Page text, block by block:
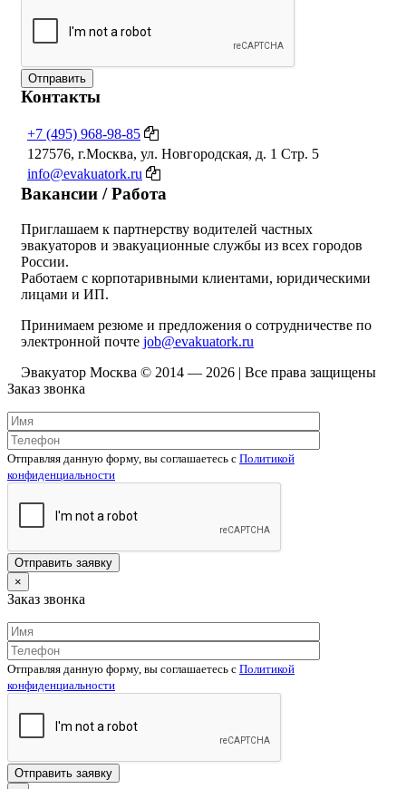
Отправить
Контакты
+7 (495) 968-98-85
127576, г.Москва, ул. Новгородская, д. 1 Стр. 5
info@evakuatork.ru
Вакансии / Работа
Приглашаем к партнерству водителей частных
эвакуаторов и эвакуационные службы из всех городов
России.
Работаем с корпотаривными клиентами, юридическими
лицами и ИП.
Принимаем резюме и предложения о сотрудничестве по
электронной почте job@evakuatork.ru
Эвакуатор Москва © 2014 — 2026 | Все права защищены
Заказ звонка
Отправляя данную форму, вы соглашаетесь c Политикой
конфиденциальности
×
Заказ звонка
Отправляя данную форму, вы соглашаетесь c Политикой
конфиденциальности